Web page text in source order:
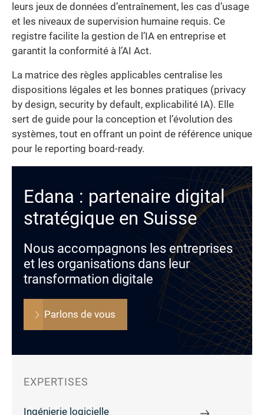
leurs jeux de données d’entraînement, les cas d’usage
et les niveaux de supervision humaine requis. Ce
registre facilite la gestion de l’IA en entreprise et
garantit la conformité à l’AI Act.
La matrice des règles applicables centralise les
dispositions légales et les bonnes pratiques (privacy
by design, security by default, explicabilité IA). Elle
sert de guide pour la conception et l’évolution des
systèmes, tout en offrant un point de référence unique
pour le reporting board-ready.
Edana : partenaire digital
stratégique en Suisse
Nous accompagnons les entreprises
et les organisations dans leur
transformation digitale
Parlons de vous
EXPERTISES
Ingénierie logicielle